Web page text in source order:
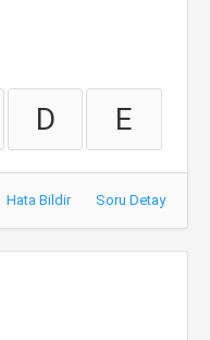
D E
Hata Bildir Soru Detay